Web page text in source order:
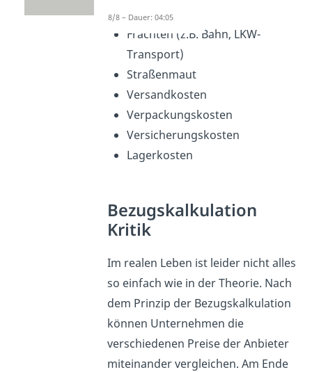
Zollgebühren
Frachten (z.B. Bahn, LKW-
Transport)
Straßenmaut
Versandkosten
Verpackungskosten
Versicherungskosten
Lagerkosten
Bezugskalkulation
Kritik
Im realen Leben ist leider nicht alles
so einfach wie in der Theorie. Nach
dem Prinzip der Bezugskalkulation
können Unternehmen die
verschiedenen Preise der Anbieter
miteinander vergleichen. Am Ende
8/8 – Dauer: 04:05